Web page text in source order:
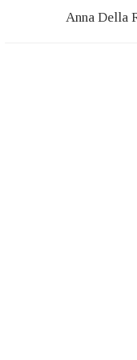
Anna Della